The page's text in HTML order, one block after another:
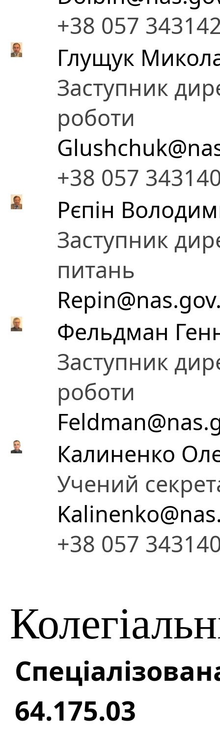
+38 057
Глущук
Заступник
роботи
+38 057
Рєпін
Заступник
питань
Фельдман
Заступник
роботи
Калиненко
Учений
+38 057
64.175.03